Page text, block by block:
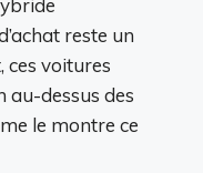
reste un
ces voitures
au-dessus des
le montre ce